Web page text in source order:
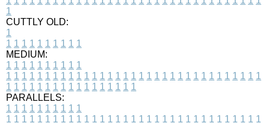
1
CUTTLY OLD:
1
1 1 1 1 1 1 1 1 1 1
MEDIUM:
1 1 1 1 1 1 1 1 1 1
1 1 1 1 1 1 1 1 1 1 1 1 1 1 1 1 1 1 1 1 1 1 1 1 1 1 1 1 1 1 1 1 1
1 1 1 1 1 1 1 1 1 1 1 1 1 1 1 1 1
PARALLELS:
1 1 1 1 1 1 1 1 1 1
1 1 1 1 1 1 1 1 1 1 1 1 1 1 1 1 1 1 1 1 1 1 1 1 1 1 1 1 1 1 1 1 1